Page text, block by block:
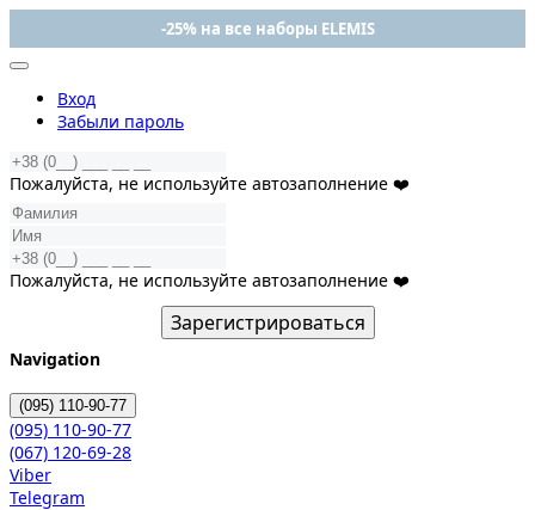
-25% на все наборы ELEMIS
Вход
Забыли пароль
Пожалуйста, не используйте автозаполнение ❤️
Пожалуйста, не используйте автозаполнение ❤️
Зарегистрироваться
Navigation
(095) 110-90-77
(095) 110-90-77
(067) 120-69-28
Viber
Telegram